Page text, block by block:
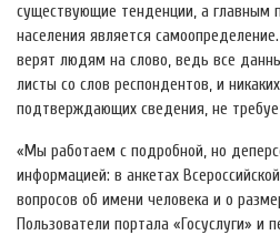
существующие тенденции, а главным
населения является
верят людям на слово, ведь все
листы со слов респондентов, и
подтверждающих сведения, не
«Мы работаем с подробной, но
информацией: в анкетах
вопросов об имени человека и о
Пользователи портала «Госуслуги» и